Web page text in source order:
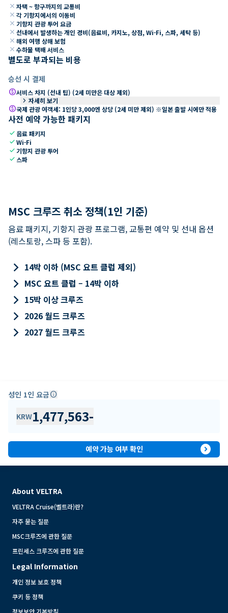
close 자택 ~ 항구까지의 교통비
close 각 기항지에서의 이동비
close 기항지 관광 투어 요금
close 선내에서 발생하는 개인 경비(음료비, 카지노, 상점, Wi-Fi, 스파, 세탁 등)
close 해외 여행 상해 보험
close 수하물 택배 서비스
별도로 부과되는 비용
승선 시 결제
paid서비스 차지 (선내 팁) (2세 미만은 대상 제외)
keyboard_arrow_right 자세히 보기
paid국제 관광 여객세: 1인당 3,000엔 상당 (2세 미만 제외) ※일본 출발 시에만 적용
사전 예약 가능한 패키지
check 음료 패키지
checkWi-Fi
check 기항지 관광 투어
check 스파
MSC 크루즈 취소 정책(1인 기준)
음료 패키지, 기항지 관광 프로그램, 교통편 예약 및 선내 옵션
(레스토랑, 스파 등 포함).
keyboard_arrow_right 14박 이하 (MSC 요트 클럽 제외)
keyboard_arrow_right MSC 요트 클럽 – 14박 이하
keyboard_arrow_right 15박 이상 크루즈
keyboard_arrow_right 2026 월드 크루즈
keyboard_arrow_right 2027 월드 크루즈
성인 1인 요금info
KRW1,477,563-
예약 가능 여부 확인 expand_circle_right
About VELTRA
VELTRA Cruise(벨트라)란?
자주 묻는 질문
MSC크루즈에 관한 질문
프린세스 크루즈에 관한 질문
Legal Information
개인 정보 보호 정책
쿠키 등 정책
정보보안 기본방침